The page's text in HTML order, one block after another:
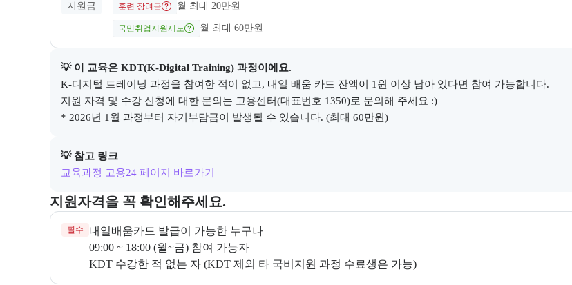
지원금 훈련 장려금 월 최대 20만원
국민취업지원제도 월 최대 60만원
💡 이 교육은 KDT(K-Digital Training) 과정이에요.
K-디지털 트레이닝 과정을 참여한 적이 없고, 내일 배움 카드 잔액이 1원 이상 남아 있다면 참여 가능합니다.
지원 자격 및 수강 신청에 대한 문의는 고용센터(대표번호 1350)로 문의해 주세요 :)
* 2026년 1월 과정부터 자기부담금이 발생될 수 있습니다. (최대 60만원)
💡 참고 링크
교육과정 고용24 페이지 바로가기
지원자격을 꼭 확인해주세요.
교육과정 지원 자격과 우대 사항을 각각 묶어서 안내한다.
필수
KDT 수강한 적 없는 자 (KDT 제외 타 국비지원 과정 수료생은 가능)